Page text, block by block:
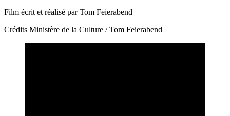
Film écrit et réalisé par Tom Feierabend
Crédits Ministère de la Culture / Tom Feierabend